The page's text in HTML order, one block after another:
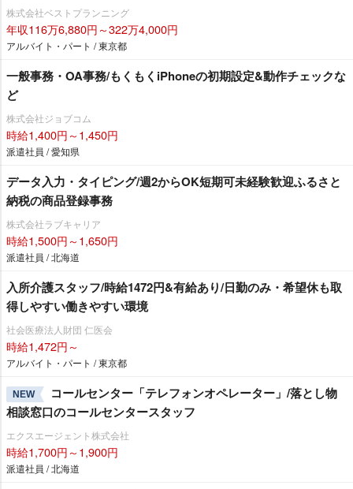
株式会社ベストプランニング
年収116万6,880円～322万4,000円
アルバイト・パート / 東京都
一般事務・OA事務/もくもくiPhoneの初期設定&動作チェックな
ど
株式会社ジョブコム
時給1,400円～1,450円
派遣社員 / 愛知県
データ入力・タイピング/週2からOK短期可未経験歓迎ふるさと
納税の商品登録事務
株式会社ラブキャリア
時給1,500円～1,650円
派遣社員 / 北海道
入所介護スタッフ/時給1472円&有給あり/日勤のみ・希望休も取
得しやすい働きやすい環境
社会医療法人財団 仁医会
時給1,472円～
アルバイト・パート / 東京都
NEW
コールセンター「テレフォンオペレーター」/落とし物
相談窓口のコールセンタースタッフ
エクスエージェント株式会社
時給1,700円～1,900円
派遣社員 / 北海道